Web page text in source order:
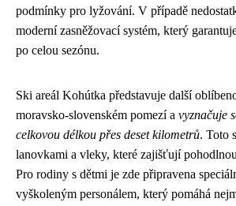
podmínky pro lyžování. V případě
moderní zasněžovací systém, který
po celou sezónu.
Ski areál Kohútka představuje další
moravsko-slovenském pomezí a vyznačuje
celkovou délkou přes deset kilometrů. Toto
lanovkami a vleky, které zajišťují
Pro rodiny s dětmi je zde připravena
vyškoleným personálem, který pomáhá